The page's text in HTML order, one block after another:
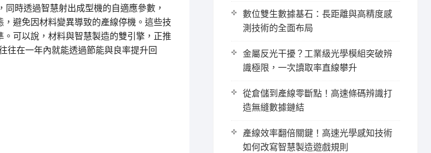
時透過智慧射出成型機的自適應參數，
避免因材料變異導致的產線停機。這些技
可以說，材料與智慧製造的雙引擎，正推
往在一年內就能透過節能與良率提升回
數位雙生數據基石：長距離與高精度感
測技術的全面布局
金屬反光干擾？工業級光學模組突破辨
識極限，一次讀取率直線攀升
從倉儲到產線零斷點！高速條碼辨識打
造無縫數據鏈結
產線效率翻倍關鍵！高速光學感知技術
如何改寫智慧製造遊戲規則